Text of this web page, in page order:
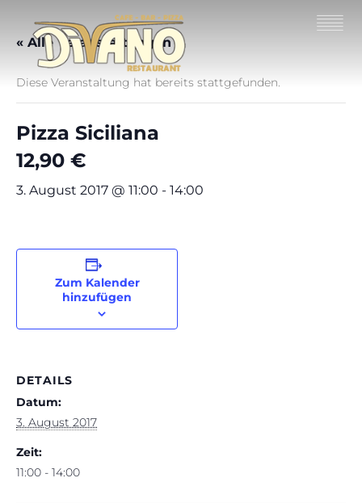
« Alle Veranstaltungen
Diese Veranstaltung hat bereits stattgefunden.
Pizza Siciliana
12,90 €
3. August 2017 @ 11:00 - 14:00
Zum Kalender
hinzufügen
DETAILS
Datum:
3. August 2017
Zeit:
11:00 - 14:00